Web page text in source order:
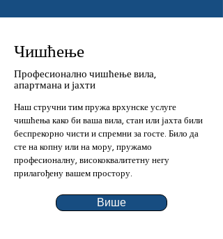
Чишћење
Професионално чишћење вила,
апартмана и јахти
Наш стручни тим пружа врхунске услуге
чишћења како би ваша вила, стан или јахта били
беспрекорно чисти и спремни за госте. Било да
сте на копну или на мору, пружамо
професионалну, висококвалитетну негу
прилагођену вашем простору.
Више